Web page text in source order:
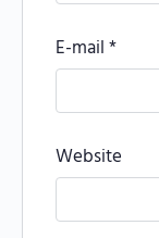
E-mail*
Website